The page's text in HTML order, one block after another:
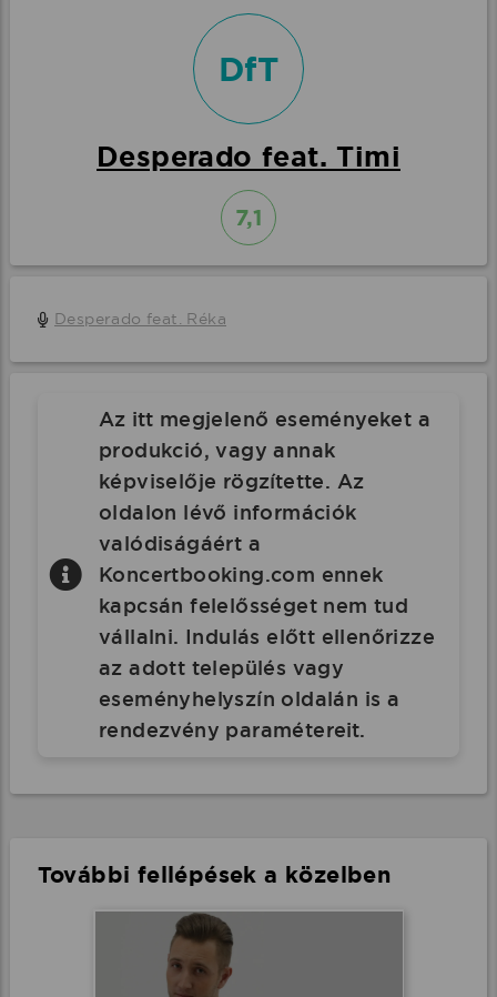
DfT
Desperado feat. Timi
7,1
Desperado feat. Réka
Az itt megjelenő eseményeket a
produkció, vagy annak
képviselője rögzítette. Az
oldalon lévő információk
valódiságáért a
Koncertbooking.com ennek
kapcsán felelősséget nem tud
vállalni. Indulás előtt ellenőrizze
az adott település vagy
eseményhelyszín oldalán is a
rendezvény paramétereit.
További fellépések a közelben